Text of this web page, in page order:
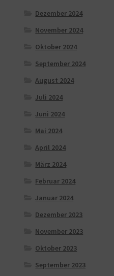
Dezember 2024
November 2024
Oktober 2024
September 2024
August 2024
Juli 2024
Juni 2024
Mai 2024
April 2024
März 2024
Februar 2024
Januar 2024
Dezember 2023
November 2023
Oktober 2023
September 2023